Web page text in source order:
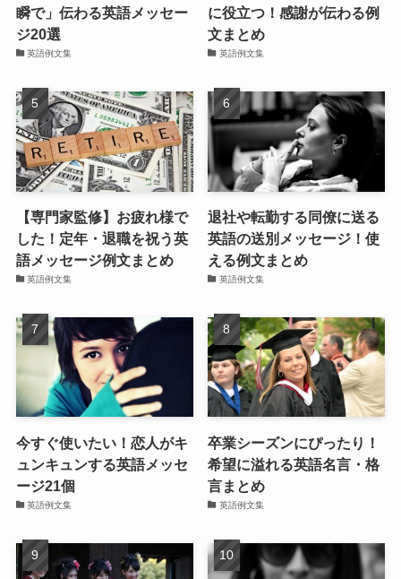
瞬で」伝わる英語メッセー
ジ20選
英語例文集
に役立つ！感謝が伝わる例
文まとめ
英語例文集
【専門家監修】お疲れ様で
した！定年・退職を祝う英
語メッセージ例文まとめ
英語例文集
退社や転勤する同僚に送る
英語の送別メッセージ！使
える例文まとめ
英語例文集
今すぐ使いたい！恋人がキ
ュンキュンする英語メッセ
ージ21個
英語例文集
卒業シーズンにぴったり！
希望に溢れる英語名言・格
言まとめ
英語例文集